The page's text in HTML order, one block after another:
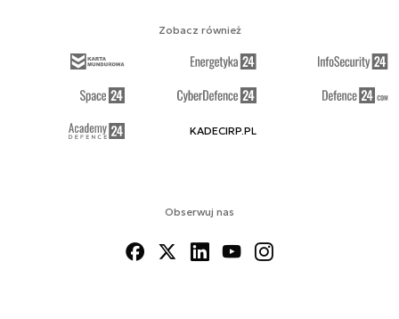
Obserwuj nas
Zobacz również
KADECIRP.PL